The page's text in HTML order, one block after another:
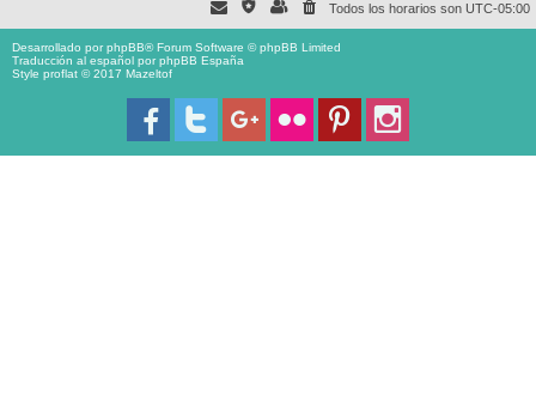
Todos los horarios son UTC-05:00
Desarrollado porphpBB® Forum Software © phpBB Limited
Traducción al español porphpBB España
Style proflat © 2017 Mazeltof